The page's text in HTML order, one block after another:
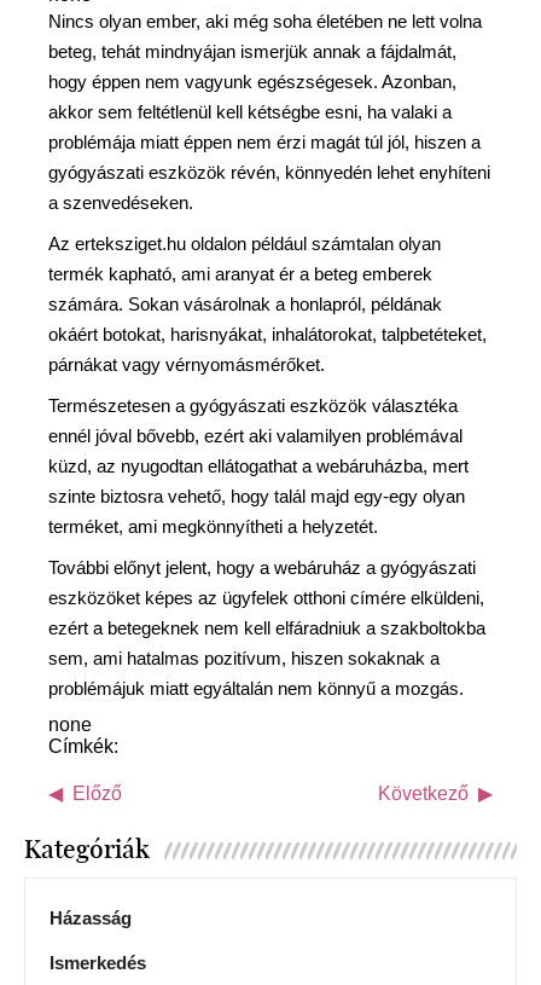
Nincs olyan ember, aki még soha életében ne lett volna
beteg, tehát mindnyájan ismerjük annak a fájdalmát,
hogy éppen nem vagyunk egészségesek. Azonban,
akkor sem feltétlenül kell kétségbe esni, ha valaki a
problémája miatt éppen nem érzi magát túl jól, hiszen a
gyógyászati eszközök révén, könnyedén lehet enyhíteni
a szenvedéseken.
Az erteksziget.hu oldalon például számtalan olyan
termék kapható, ami aranyat ér a beteg emberek
számára. Sokan vásárolnak a honlapról, példának
okáért botokat, harisnyákat, inhalátorokat, talpbetéteket,
párnákat vagy vérnyomásmérőket.
Természetesen a gyógyászati eszközök választéka
ennél jóval bővebb, ezért aki valamilyen problémával
küzd, az nyugodtan ellátogathat a webáruházba, mert
szinte biztosra vehető, hogy talál majd egy-egy olyan
terméket, ami megkönnyítheti a helyzetét.
További előnyt jelent, hogy a webáruház a gyógyászati
eszközöket képes az ügyfelek otthoni címére elküldeni,
ezért a betegeknek nem kell elfáradniuk a szakboltokba
sem, ami hatalmas pozitívum, hiszen sokaknak a
problémájuk miatt egyáltalán nem könnyű a mozgás.
none
Címkék:
Előző Következő
Kategóriák
Házasság
Ismerkedés